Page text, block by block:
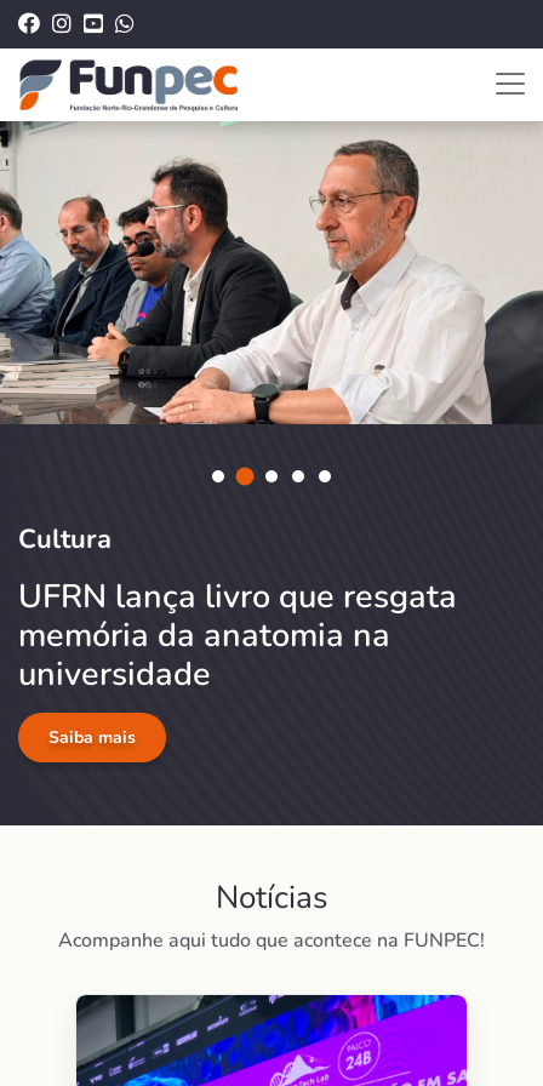
Cultura
UFRN lança livro que resgata
memória da anatomia na
universidade
Saiba mais
Notícias
Acompanhe aqui tudo que acontece na FUNPEC!